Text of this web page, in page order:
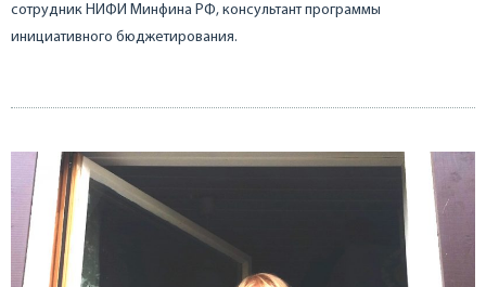
сотрудник НИФИ Минфина РФ, консультант программы
инициативного бюджетирования.